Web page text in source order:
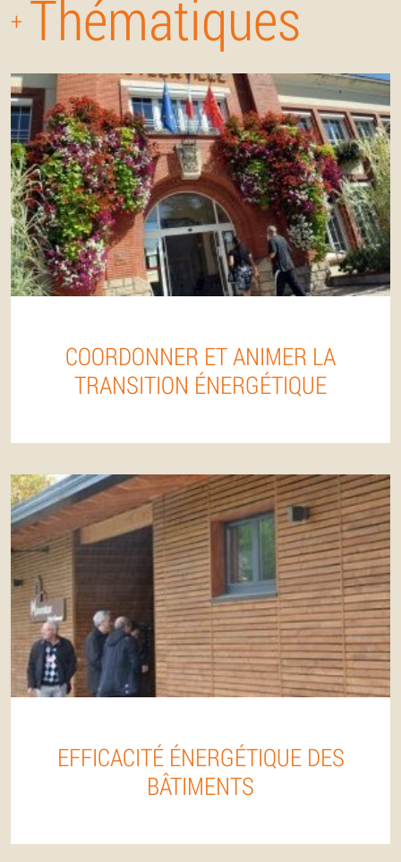
+ Thématiques
COORDONNER ET ANIMER LA
TRANSITION ÉNERGÉTIQUE
EFFICACITÉ ÉNERGÉTIQUE DES
BÂTIMENTS